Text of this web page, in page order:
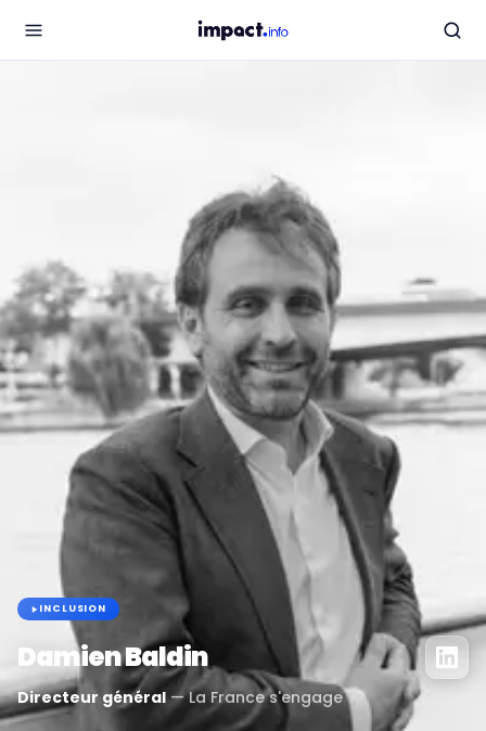
INCLUSION
Damien Baldin
Directeur général—La France s'engage